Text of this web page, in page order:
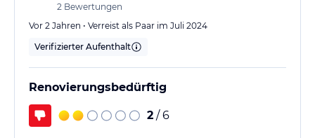
2 Bewertungen
Vor 2 Jahren • Verreist als Paar im Juli 2024
Verifizierter Aufenthalt
Renovierungsbedürftig
2 / 6